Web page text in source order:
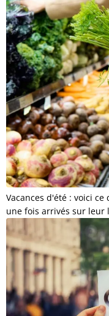
Vacances d'été : voici
une fois arrivés sur leur